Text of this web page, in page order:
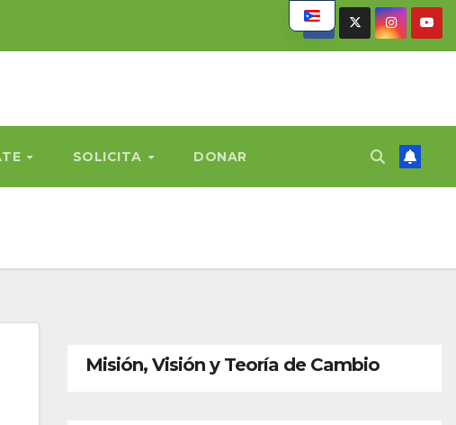
SOLICITA DONAR
Misión, Visión y Teoría de Cambio